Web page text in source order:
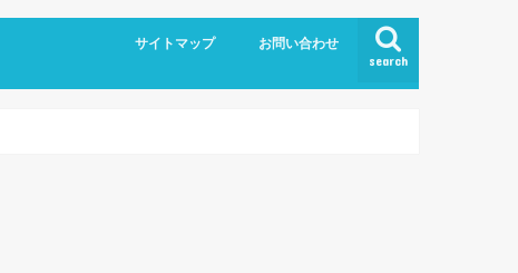
search
サイトマップ お問い合わせ